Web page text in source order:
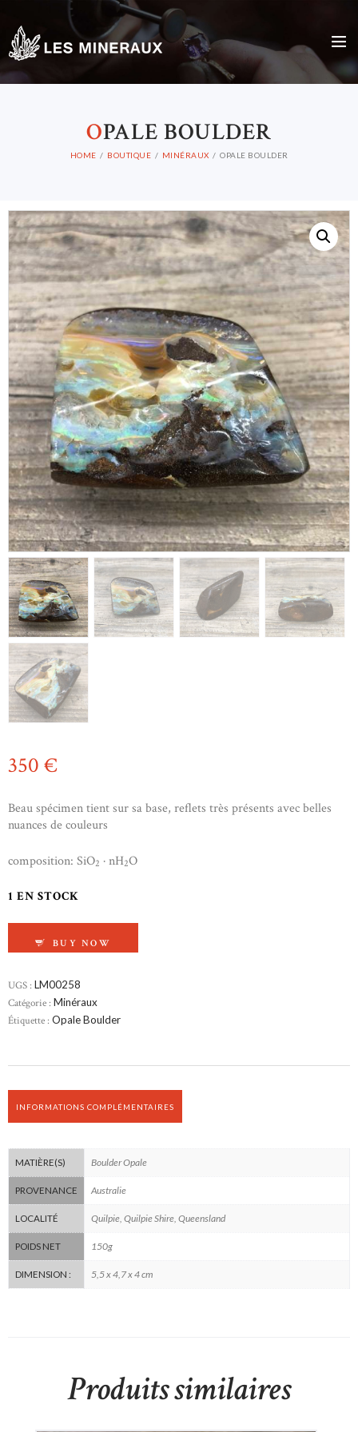
OPALE BOULDER
HOME BOUTIQUE MINÉRAUX OPALE BOULDER
350 €
Beau spécimen tient sur sa base, reflets très présents avec belles
nuances de couleurs
composition: SiO2 · nH2O
1 EN STOCK
BUY NOW
UGS : LM00258
Catégorie : Minéraux
Étiquette : Opale Boulder
INFORMATIONS COMPLÉMENTAIRES
MATIÈRE(S) Boulder Opale
PROVENANCE Australie
LOCALITÉ Quilpie, Quilpie Shire, Queensland
POIDS NET 150g
DIMENSION : 5,5 x 4,7 x 4 cm
Produits similaires